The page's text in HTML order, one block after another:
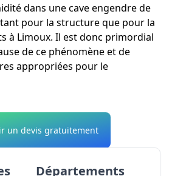
dans une cave engendre de
pour la structure que pour la
à Limoux. Il est donc primordial
de ce phénomène et de
appropriées pour le
un devis gratuitement
Départements